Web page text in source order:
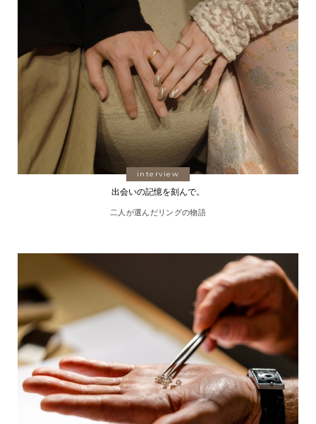
interview
出会いの記憶を刻んで。
二人が選んだリングの物語